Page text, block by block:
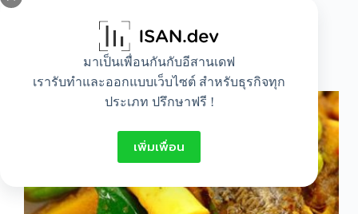
มาเป็นเพื่อนกันกับอีสานเดฟ
เรารับทำและออกแบบเว็บไซต์ สำหรับธุรกิจทุก
ประเภท ปรึกษาฟรี !
เพิ่มเพื่อน
Food
อาหารขึ้นชื่อของภาคใต้